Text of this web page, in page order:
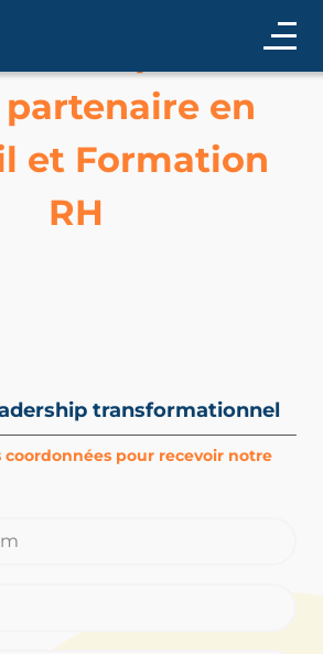
Amplitude
en
et Formation
RH
transformationnel
coordonnées pour recevoir notre